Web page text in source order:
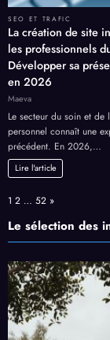
SEO ET TRAFIC
La création de site
les professionnels
Développer sa
en 2026
Maeva
Le secteur du soin et de
personnel connaît une
précédent. En 2026,…
Lire l'article
Page:
1 2 … 52 Next
»
Le sélection des